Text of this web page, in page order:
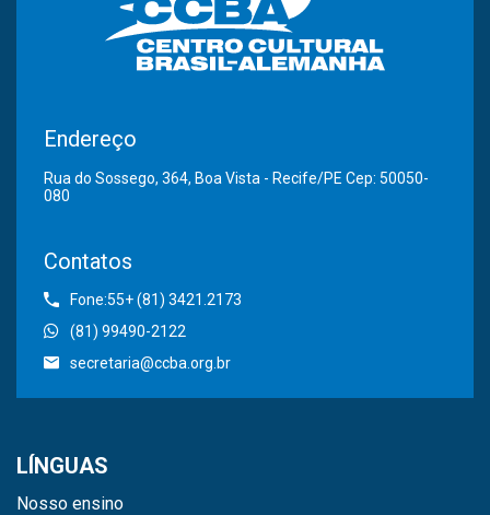
Endereço
Rua do Sossego, 364, Boa Vista - Recife/PE Cep: 50050-
080
Contatos
Fone:55+ (81) 3421.2173
(81) 99490-2122
secretaria@ccba.org.br
LÍNGUAS
Nosso ensino